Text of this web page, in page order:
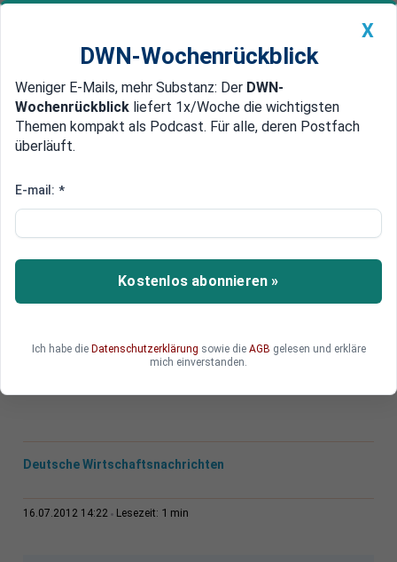
Newsticker MEIN DWN: Geldanlage Premium
Edelmetalle DWN-Magazin China
15 Prozent weniger Blüten innerhalb eines Jahres
Keine attraktive Währung:
Geldfälscher verlieren Interesse
an Euro-Scheinen
Im ersten Halbjahr 2012 wurden deutlich weniger
des Vorjahres. Mit der zunehmenden
Verschärfung der Eurokrise ist die Menge
Deutsche Wirtschaftsnachrichten
16.07.2012 14:22 Lesezeit: 1 min
X
DWN-Wochenrückblick
Weniger E-Mails, mehr Substanz: Der DWN-
Wochenrückblick liefert 1x/Woche die wichtigsten
Themen kompakt als Podcast. Für alle, deren Postfach
überläuft.
E-mail: *
Kostenlos abonnieren »
Ich habe die Datenschutzerklärung sowie die AGB gelesen und erkläre
mich einverstanden.